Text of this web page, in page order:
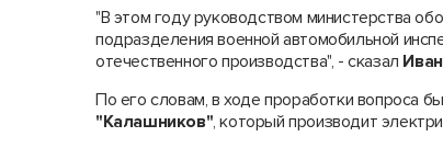
"В этом году руководством министерства
подразделения военной автомобильной
отечественного производства", - сказал
По его словам, в ходе проработки вопроса
"Калашников", который производит